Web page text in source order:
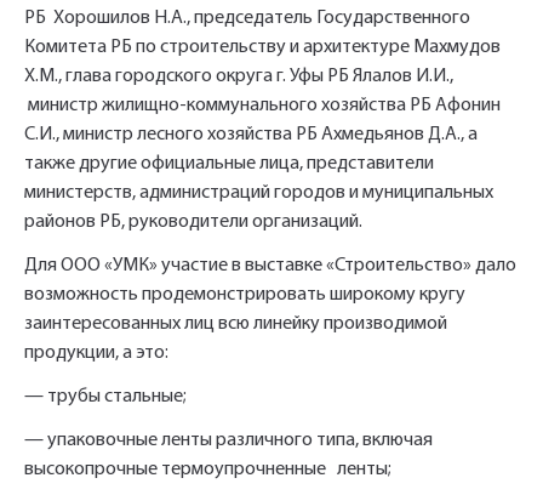
РБ Хорошилов Н.А., председатель Государственного
Комитета РБ по строительству и архитектуре Махмудов
Х.М., глава городского округа г. Уфы РБ Ялалов И.И.,
министр жилищно-коммунального хозяйства РБ Афонин
С.И., министр лесного хозяйства РБ Ахмедьянов Д.А., а
также другие официальные лица, представители
министерств, администраций городов и муниципальных
районов РБ, руководители организаций.
Для ООО «УМК» участие в выставке «Строительство» дало
возможность продемонстрировать широкому кругу
заинтересованных лиц всю линейку производимой
продукции, а это:
— трубы стальные;
— упаковочные ленты различного типа, включая
высокопрочные термоупрочненные ленты;